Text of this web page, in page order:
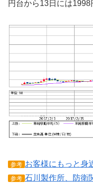
円台から13日には1998
参考 お客様にもっと身
参考 石川製作所、防衛